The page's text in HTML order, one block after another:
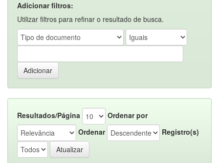
Adicionar filtros:
Utilizar filtros para refinar o resultado de busca.
Resultados/Página
Ordenar por
Ordenar
Registro(s)